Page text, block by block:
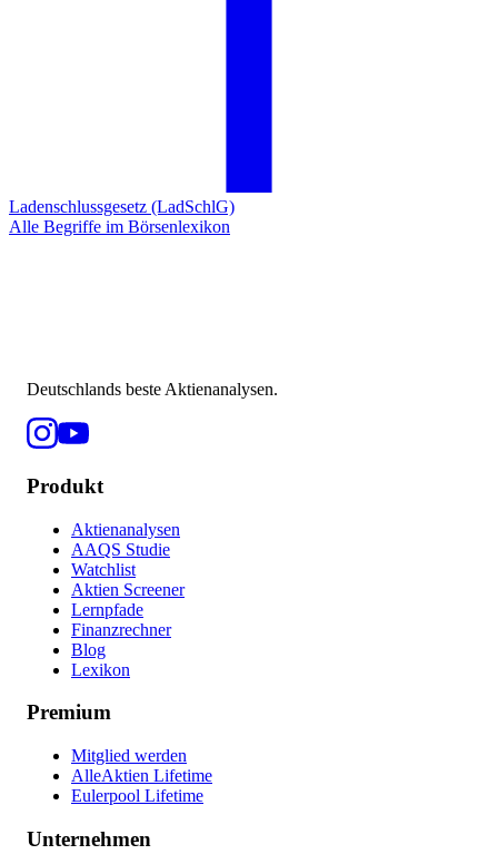
Ladenschlussgesetz (LadSchlG)
Alle Begriffe im Börsenlexikon
Deutschlands beste Aktienanalysen.
Produkt
Aktienanalysen
AAQS Studie
Watchlist
Aktien Screener
Lernpfade
Finanzrechner
Blog
Lexikon
Premium
Mitglied werden
AlleAktien Lifetime
Eulerpool Lifetime
Unternehmen